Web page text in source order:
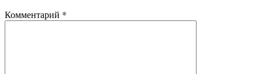
Комментарий *